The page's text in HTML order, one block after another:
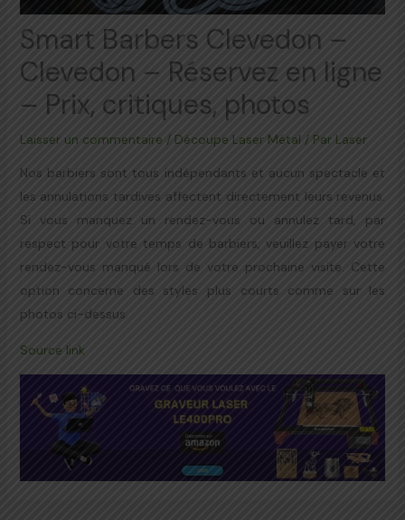
Smart Barbers Clevedon –
Clevedon – Réservez en ligne
– Prix, critiques, photos
Laisser un commentaire / Découpe Laser Métal / Par Laser
Nos barbiers sont tous indépendants et aucun spectacle et
les annulations tardives affectent directement leurs revenus.
Si vous manquez un rendez-vous ou annulez tard, par
respect pour votre temps de barbiers, veuillez payer votre
rendez-vous manqué lors de votre prochaine visite. Cette
option concerne des styles plus courts comme sur les
photos ci-dessus.
Source link